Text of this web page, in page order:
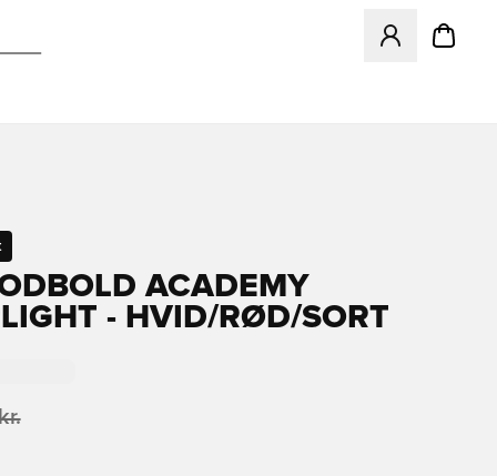
Åbner en
ACADEMY
- HVID/RØD/SORT